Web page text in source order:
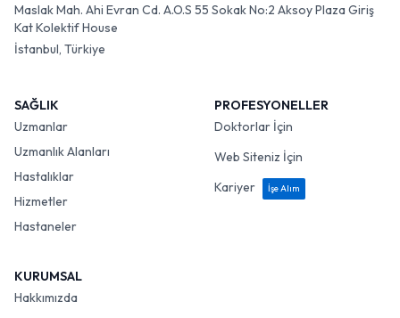
Maslak Mah. Ahi Evran Cd. A.O.S 55 Sokak No:2 Aksoy Plaza Giriş
Kat Kolektif House
İstanbul, Türkiye
SAĞLIK
Uzmanlar
Uzmanlık Alanları
Hastalıklar
Hizmetler
Hastaneler
PROFESYONELLER
Doktorlar İçin
Web Siteniz İçin
Kariyer
İşe Alım
KURUMSAL
Hakkımızda